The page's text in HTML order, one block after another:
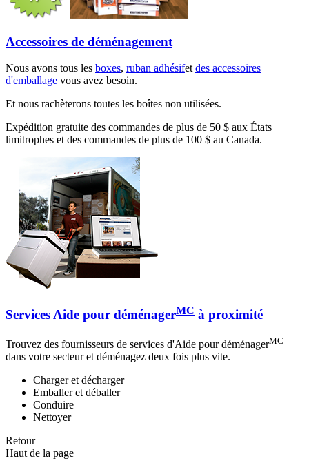
Accessoires de déménagement
Nous avons tous les boxes, ruban adhésifetdes accessoires
d'emballage vous avez besoin.
Et nous rachèterons toutes les boîtes non utilisées.
Expédition gratuite des commandes de plus de 50 $ aux États
limitrophes et des commandes de plus de 100 $ au Canada.
Services Aide pour déménagerMC à proximité
Trouvez des fournisseurs de services d'Aide pour déménagerMC
dans votre secteur et déménagez deux fois plus vite.
Charger et décharger
Emballer et déballer
Conduire
Nettoyer
Retour
Haut de la page